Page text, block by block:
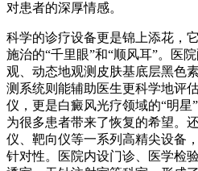
对患者的深厚情感。
科学的诊疗设备更是锦上添花，
施治的“千里眼”和“顺风耳”。医
观、动态地观测皮肤基底层黑色
测系统则能辅助医生更科学地评
仪，更是白癜风光疗领域的“明星
为很多患者带来了恢复的希望。
仪、靶向仪等一系列高精尖设备
针对性。医院内设门诊、医学检